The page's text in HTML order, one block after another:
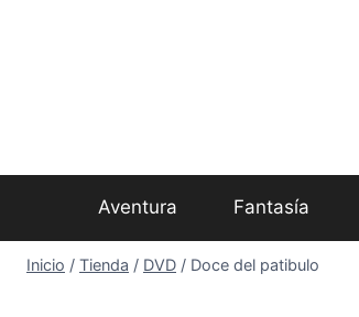
Aventura Fantasía
Inicio / Tienda / DVD / Doce del patibulo